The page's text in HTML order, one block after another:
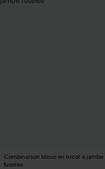
Combinaison bleue en tricot à jambe
fuselée